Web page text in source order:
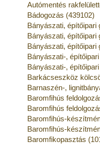
Autómentés
Bádogozás (439102)
Bányászati, építőipari
Bányászati, építőipari
Bányászati, építőipari
Bányászati-,
Bányászati-,
Barkácseszköz
Barnaszén-,
Baromfihús
Baromfihús
Baromfihús-
Baromfihús-
Baromfikopasztás